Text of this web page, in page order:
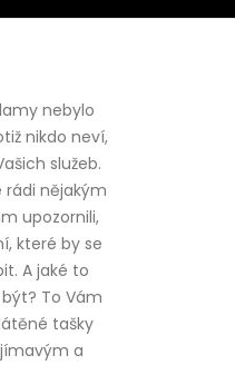
nebylo
nikdo neví,
služeb.
rádi nějakým
upozornili,
které by se
A jaké to
To Vám
tašky
a